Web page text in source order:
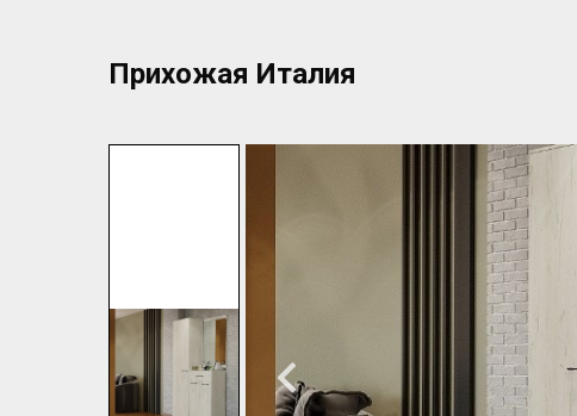
Прихожая Италия